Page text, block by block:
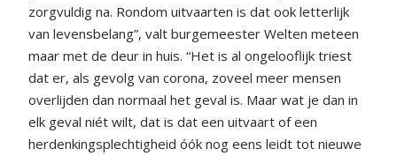
zorgvuldig na. Rondom uitvaarten is dat ook letterlijk
van levensbelang”, valt burgemeester Welten meteen
maar met de deur in huis. “Het is al ongelooflijk triest
dat er, als gevolg van corona, zoveel meer mensen
overlijden dan normaal het geval is. Maar wat je dan in
elk geval niét wilt, dat is dat een uitvaart of een
herdenkingsplechtigheid óók nog eens leidt tot nieuwe